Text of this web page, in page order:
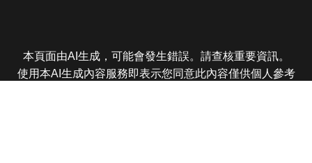
本頁面由AI生成，可能會發生錯誤。請查核重要資訊。
使用本AI生成內容服務即表示您同意此內容僅供個人參考